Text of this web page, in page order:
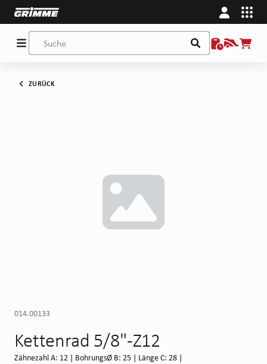
ZURÜCK
014.00133
Kettenrad 5/8"-Z12
Zähnezahl A: 12 | BohrungsØ B: 25 | Länge C: 28 |